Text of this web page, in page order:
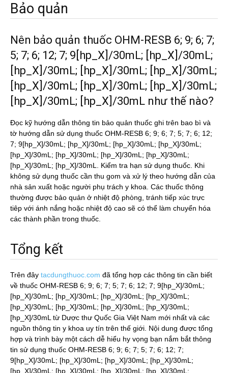
Bảo quản
Nên bảo quản thuốc OHM-RESB 6; 9; 6; 7;
5; 7; 6; 12; 7; 9[hp_X]/30mL; [hp_X]/30mL;
[hp_X]/30mL; [hp_X]/30mL; [hp_X]/30mL;
[hp_X]/30mL; [hp_X]/30mL; [hp_X]/30mL;
[hp_X]/30mL; [hp_X]/30mL như thế nào?
Đọc kỹ hướng dẫn thông tin bảo quản thuốc ghi trên bao bì và
tờ hướng dẫn sử dụng thuốc OHM-RESB 6; 9; 6; 7; 5; 7; 6; 12;
7; 9[hp_X]/30mL; [hp_X]/30mL; [hp_X]/30mL; [hp_X]/30mL;
[hp_X]/30mL; [hp_X]/30mL; [hp_X]/30mL; [hp_X]/30mL;
[hp_X]/30mL; [hp_X]/30mL. Kiểm tra hạn sử dụng thuốc. Khi
không sử dụng thuốc cần thu gom và xử lý theo hướng dẫn của
nhà sản xuất hoặc người phụ trách y khoa. Các thuốc thông
thường được bảo quản ở nhiệt độ phòng, tránh tiếp xúc trực
tiêp với ánh nắng hoặc nhiệt độ cao sẽ có thể làm chuyển hóa
các thành phần trong thuốc.
Tổng kết
Trên đây tacdungthuoc.com đã tổng hợp các thông tin cần biết
về thuốc OHM-RESB 6; 9; 6; 7; 5; 7; 6; 12; 7; 9[hp_X]/30mL;
[hp_X]/30mL; [hp_X]/30mL; [hp_X]/30mL; [hp_X]/30mL;
[hp_X]/30mL; [hp_X]/30mL; [hp_X]/30mL; [hp_X]/30mL;
[hp_X]/30mL từ Dược thư Quốc Gia Việt Nam mới nhất và các
nguồn thông tin y khoa uy tín trên thế giới. Nội dung được tổng
hợp và trình bày một cách dễ hiểu hy vọng bạn nắm bắt thông
tin sử dụng thuốc OHM-RESB 6; 9; 6; 7; 5; 7; 6; 12; 7;
9[hp_X]/30mL; [hp_X]/30mL; [hp_X]/30mL; [hp_X]/30mL;
[hp_X]/30mL; [hp_X]/30mL; [hp_X]/30mL; [hp_X]/30mL;